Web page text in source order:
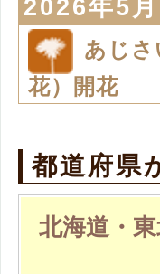
2026年5月
あじさ
花）開花
都道府県
北海道・